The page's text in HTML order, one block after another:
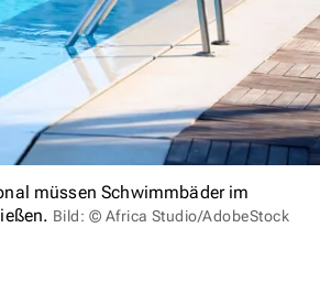
müssen Schwimmbäder im
Bild: © Africa Studio/AdobeStock